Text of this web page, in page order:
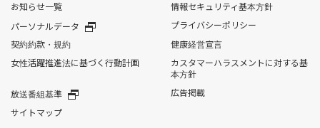
お知らせ一覧
情報セキュリティ基本方針
パーソナルデータ
プライバシーポリシー
契約約款・規約
健康経営宣言
女性活躍推進法に基づく行動計画
カスタマーハラスメントに対する基
本方針
放送番組基準
広告掲載
サイトマップ